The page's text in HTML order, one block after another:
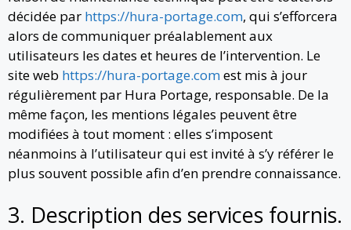
décidée par https://hura-portage.com, qui s’efforcera
alors de communiquer préalablement aux
utilisateurs les dates et heures de l’intervention. Le
site web https://hura-portage.comest mis à jour
régulièrement par Hura Portage, responsable. De la
même façon, les mentions légales peuvent être
modifiées à tout moment : elles s’imposent
néanmoins à l’utilisateur qui est invité à s’y référer le
plus souvent possible afin d’en prendre connaissance.
3. Description des services fournis.